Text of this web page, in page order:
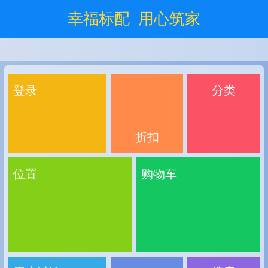
幸福标配 用心筑家
登录
折扣
分类
位置 购物车